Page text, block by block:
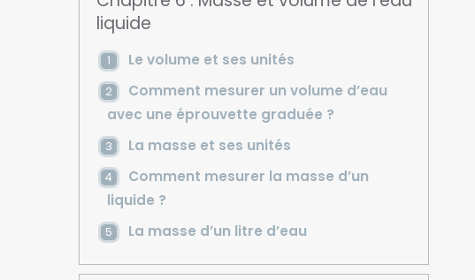
liquide
Le volume et ses unités
Comment mesurer un volume d’eau
avec une éprouvette graduée ?
La masse et ses unités
Comment mesurer la masse d’un
liquide ?
La masse d’un litre d’eau